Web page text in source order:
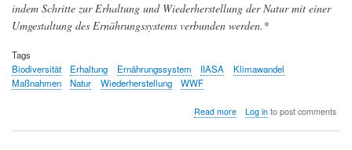
indem Schritte zur Erhaltung und Wiederherstellung der Natur mit einer
Umgestaltung des Ernährungssystems verbunden werden.*
Tags
Biodiversität
Erhaltung Ernährungssystem IIASA
Klimawandel
Maßnahmen
Natur Wiederherstellung WWF
Read moreabout
Log into post comments